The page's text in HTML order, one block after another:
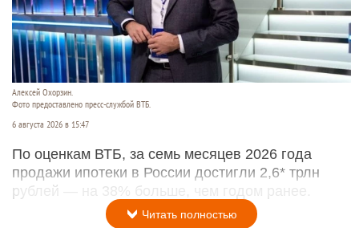
Продажи ипотеки в России достигли 2,6 трл
рублей